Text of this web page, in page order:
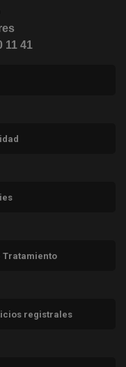
11 41
Tratamiento
registrales